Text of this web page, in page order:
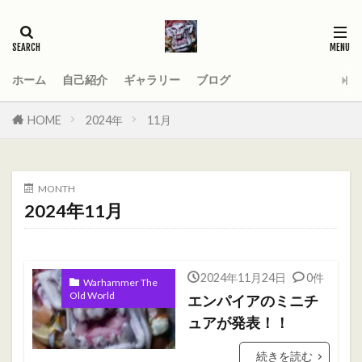
ホーム 自己紹介 ギャラリー ブログ
HOME 2024年 11月
MONTH
2024年11月
Warhammer The
Old World
2024年11月24日 0件
エンパイアのミニチ
ュアが発表！！
続きを読む
AGE_OF_SIGMAR
Total War WARHAMMER
Total War WARHAMMER Ⅱ
Warhammer 40
Warhammer 40000
ウォーハンマー
オールドワールド
ガットリッパ
キャセイ
ティーンチ
テキサスチェーンソー
トゥームキング
ドワーフ
パッチノート
ビーストマン
ファレホコン